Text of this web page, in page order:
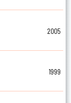
2005
1999